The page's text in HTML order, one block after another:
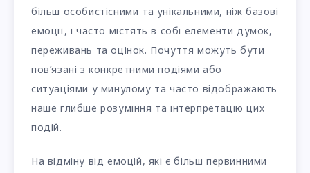
більш особистісними та унікальними, ніж базові
емоції, і часто містять в собі елементи думок,
переживань та оцінок. Почуття можуть бути
пов’язані з конкретними подіями або
ситуаціями у минулому та часто відображають
наше глибше розуміння та інтерпретацію цих
подій.
На відміну від емоцій, які є більш первинними